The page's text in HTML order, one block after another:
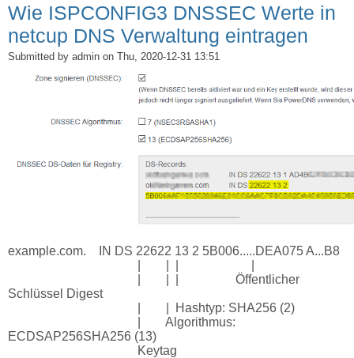
Wie ISPCONFIG3 DNSSEC Werte in
netcup DNS Verwaltung eintragen
Submitted by admin on Thu, 2020-12-31 13:51
example.com. IN DS 22622 13 2 5B006.....DEA075 A...B8
| | | Öffentlicher
Schlüssel Digest
| | Hashtyp: SHA256 (2)
| Algorithmus:
ECDSAP256SHA256 (13)
Keytag